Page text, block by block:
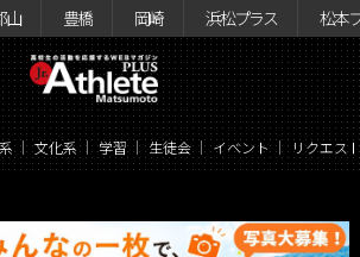
山 豊橋 岡崎 浜松プラス 松本
文化系 学習 生徒会 イベント リクエス